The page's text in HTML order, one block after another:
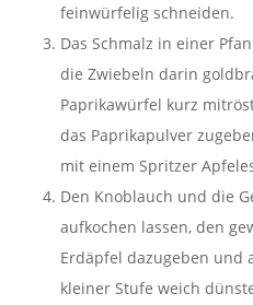
feinwürfelig schneiden.
Das Schmalz in einer
die Zwiebeln darin
Paprikawürfel kurz
das Paprikapulver
mit einem Spritzer
Den Knoblauch und die
aufkochen lassen, den
Erdäpfel dazugeben und
kleiner Stufe weich